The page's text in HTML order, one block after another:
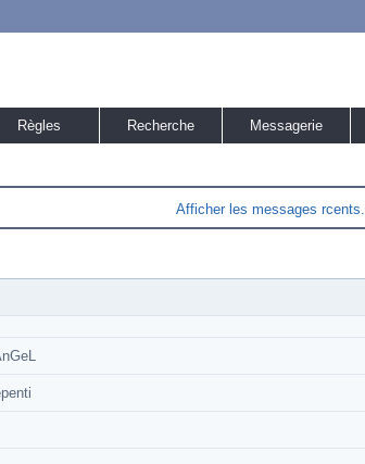
Règles Recherche Messagerie
Afficher les messages rcents.